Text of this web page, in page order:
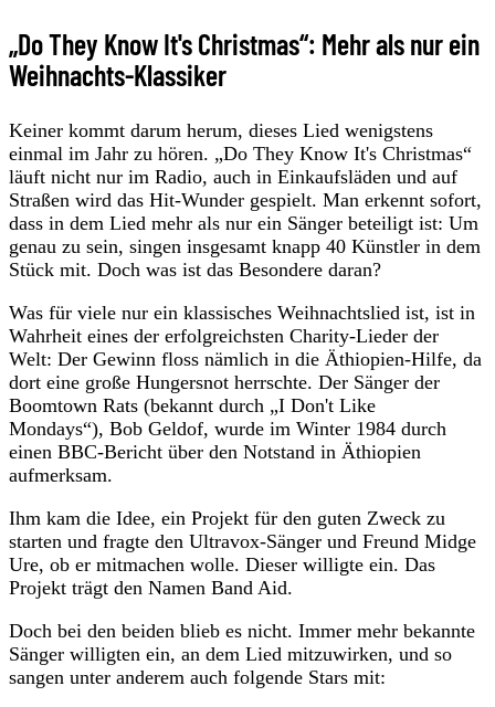
„Do They Know It's Christmas“: Mehr als nur ein
Weihnachts-Klassiker
Keiner kommt darum herum, dieses Lied wenigstens
einmal im Jahr zu hören. „Do They Know It's Christmas“
läuft nicht nur im Radio, auch in Einkaufsläden und auf
Straßen wird das Hit-Wunder gespielt. Man erkennt sofort,
dass in dem Lied mehr als nur ein Sänger beteiligt ist: Um
genau zu sein, singen insgesamt knapp 40 Künstler in dem
Stück mit. Doch was ist das Besondere daran?
Was für viele nur ein klassisches Weihnachtslied ist, ist in
Wahrheit eines der erfolgreichsten Charity-Lieder der
Welt: Der Gewinn floss nämlich in die Äthiopien-Hilfe, da
dort eine große Hungersnot herrschte. Der Sänger der
Boomtown Rats (bekannt durch „I Don't Like
Mondays“), Bob Geldof, wurde im Winter 1984 durch
einen BBC-Bericht über den Notstand in Äthiopien
aufmerksam.
Ihm kam die Idee, ein Projekt für den guten Zweck zu
starten und fragte den Ultravox-Sänger und Freund Midge
Ure, ob er mitmachen wolle. Dieser willigte ein. Das
Projekt trägt den Namen Band Aid.
Doch bei den beiden blieb es nicht. Immer mehr bekannte
Sänger willigten ein, an dem Lied mitzuwirken, und so
sangen unter anderem auch folgende Stars mit: